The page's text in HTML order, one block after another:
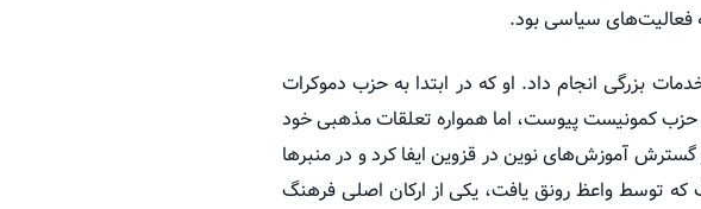
سیاسی بود.
بزرگی انجام داد. او که در ابتدا به حزب دموکرات
کمونیست پیوست، اما همواره تعلقات مذهبی خود
آموزش‌های نوین در قزوین ایفا کرد و در منبرها
توسط واعظ رونق یافت، یکی از ارکان اصلی فرهنگ